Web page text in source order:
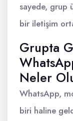
sayede, grup
bir iletişim
Grupta
Neler
WhatsApp,
biri haline